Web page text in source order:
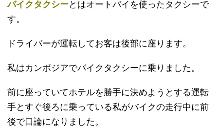
バイクタクシーとはオートバイを使ったタクシーで
す。
ドライバーが運転してお客は後部に座ります。
私はカンボジアでバイクタクシーに乗りました。
前に座っていてホテルを勝手に決めようとする運転
手とすぐ後ろに乗っている私がバイクの走行中に前
後で口論になりました。